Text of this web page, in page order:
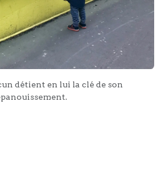
détient en lui la clé de son